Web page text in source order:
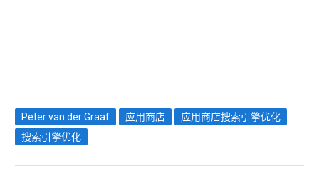
Peter van der Graaf 应用商店
应用商店搜索引擎优化
搜索引擎优化